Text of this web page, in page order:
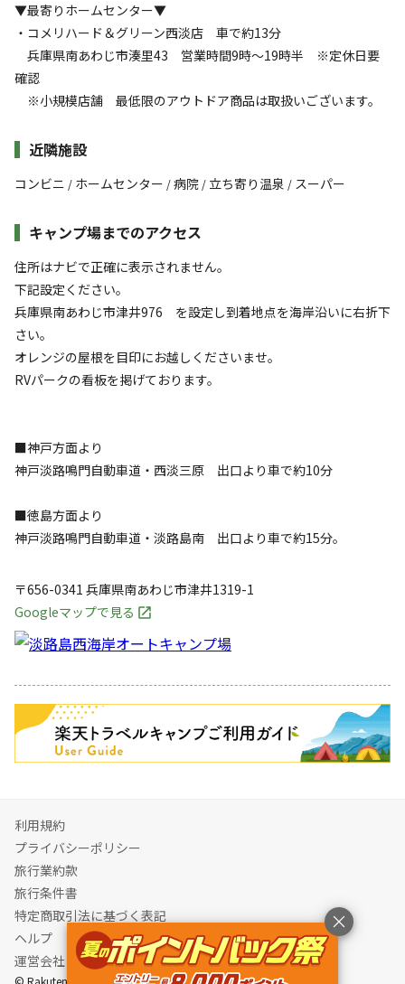
▼最寄りホームセンター▼
・コメリハード＆グリーン西淡店 車で約13分
兵庫県南あわじ市湊里43 営業時間9時～19時半 ※定休日要
確認
※小規模店舗 最低限のアウトドア商品は取扱いございます。
近隣施設
コンビニ / ホームセンター /病院 / 立ち寄り温泉 / スーパー
キャンプ場までのアクセス
住所はナビで正確に表示されません。
下記設定ください。
兵庫県南あわじ市津井976 を設定し到着地点を海岸沿いに右折下
さい。
オレンジの屋根を目印にお越しくださいませ。
RVパークの看板を掲げております。
■神戸方面より
神戸淡路鳴門自動車道・西淡三原 出口より車で約10分
■徳島方面より
神戸淡路鳴門自動車道・淡路島南 出口より車で約15分。
〒656-0341 兵庫県南あわじ市津井1319-1
Googleマップで見る
キャンペーン
利用規約
プライバシーポリシー
旅行業約款
旅行条件書
特定商取引法に基づく表記
ヘルプ
運営会社